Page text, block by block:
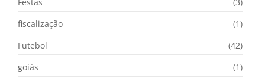
fiscalização
(1)
Futebol
(42)
goiás
(1)